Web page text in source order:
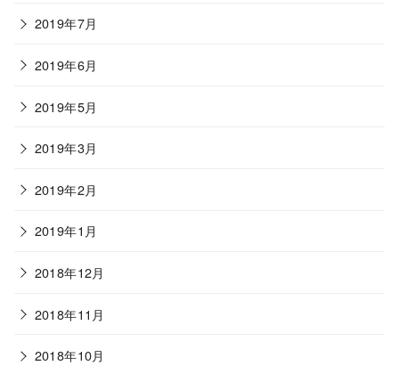
2019年7月
2019年6月
2019年5月
2019年3月
2019年2月
2019年1月
2018年12月
2018年11月
2018年10月